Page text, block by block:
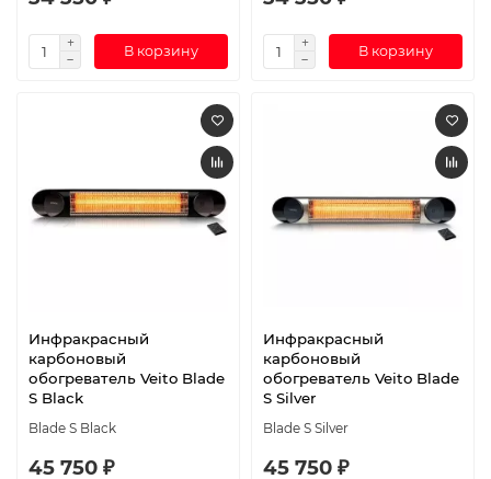
В корзину В корзину
Инфракрасный
карбоновый
обогреватель Veito Blade
S Black
Blade S Black
45 750 ₽
Инфракрасный
карбоновый
обогреватель Veito Blade
S Silver
Blade S Silver
45 750 ₽